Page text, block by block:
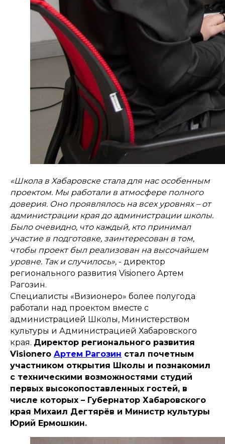
«Школа в Хабаровске стала для нас особенным
проектом. Мы работали в атмосфере полного
доверия. Оно проявлялось на всех уровнях – от
администрации края до администрации школы.
Было очевидно, что каждый, кто принимал
участие в подготовке, заинтересован в том,
чтобы проект был реализован на высочайшем
уровне. Так и случилось», - директор
регионального развития Visionero Артем
Рагозин.
Специалисты «Визионеро» более полугода
работали над проектом вместе с
администрацией Школы, Министерством
культуры и Администрацией Хабаровского
края. Директор регионального развития
Visionero Артем Рагозин стал почетным
участником открытия Школы и познакомил
с техническими возможностями студий
первых высокопоставленных гостей, в
числе которых – Губернатор Хабаровского
края Михаил Дегтярёв и Министр культуры
Юрий Ермошкин.